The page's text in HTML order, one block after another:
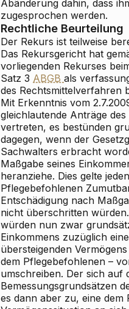
Abänderung dahin, dass
zugesprochen werden.
Rechtliche Beurteilung
Der Rekurs ist teilweise
Das Rekursgericht hat
vorliegenden Rekurses
Satz 3 ABGB als
des Rechtsmittelverfahren
Mit Erkenntnis vom
gleichlautende Anträge
vertreten, es bestünden
dagegen, wenn der
Sachwalters erbracht
Maßgabe seines
heranziehe. Dies gelte
Pflegebefohlenen
Entschädigung nach
nicht überschritten
würden nun zwar
Einkommens zuzüglich
übersteigenden
dem Pflegebefohlenen –
umschreiben. Der sich auf
Bemessungsgrundsätzen
es dann aber zu, eine